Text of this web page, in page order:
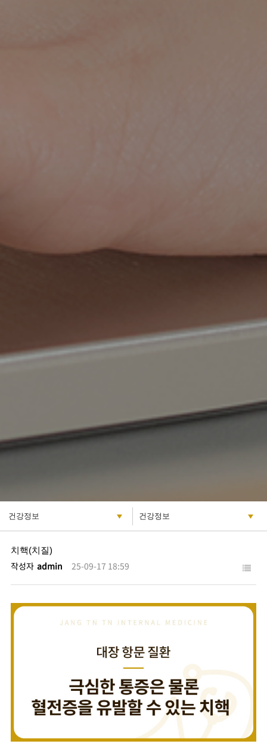
치핵(치질)
작성자 admin 25-09-17 18:59